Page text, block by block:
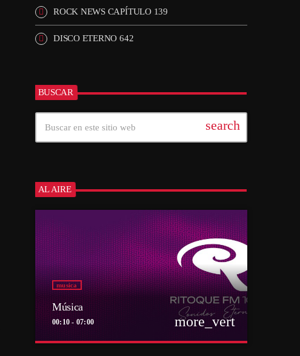
ROCK NEWS CAPÍTULO 139
DISCO ETERNO 642
BUSCAR
search
AL AIRE
musica
Música
00:10 - 07:00 more_vert